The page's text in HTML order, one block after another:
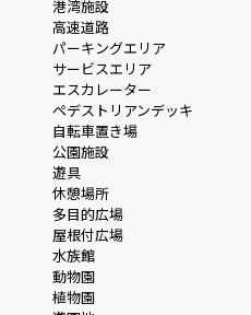
港湾施設
高速道路
パーキングエリア
サービスエリア
エスカレーター
ペデストリアンデッキ
自転車置き場
公園施設
遊具
休憩場所
多目的広場
屋根付広場
水族館
動物園
植物園